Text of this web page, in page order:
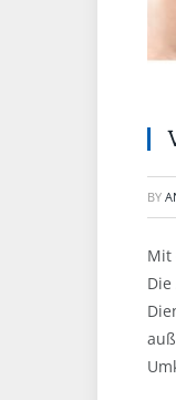
BY
Mit